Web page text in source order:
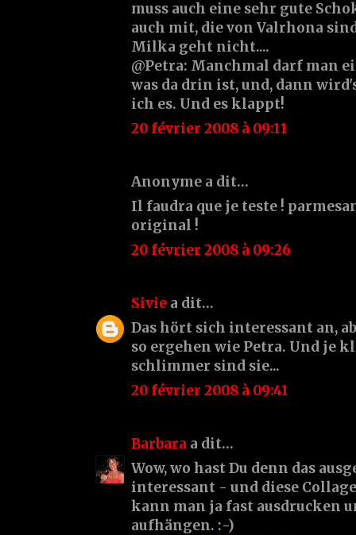
muss auch eine sehr gute
auch mit, die von Valrhona
Milka geht nicht....
@Petra: Manchmal darf man
was da drin ist, und, dann
ich es. Und es klappt!
20 février 2008 à 09:11
Anonyme a dit…
Il faudra que je teste !
original !
20 février 2008 à 09:26
Sivie a dit…
Das hört sich interessant an,
so ergehen wie Petra. Und je
schlimmer sind sie...
20 février 2008 à 09:41
Barbara a dit…
Wow, wo hast Du denn das
interessant - und diese
kann man ja fast ausdrucken
aufhängen. :-)